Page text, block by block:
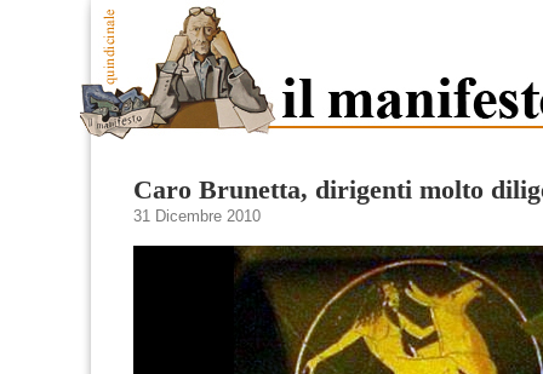
Caro Brunetta, dirigenti molto
31 Dicembre 2010